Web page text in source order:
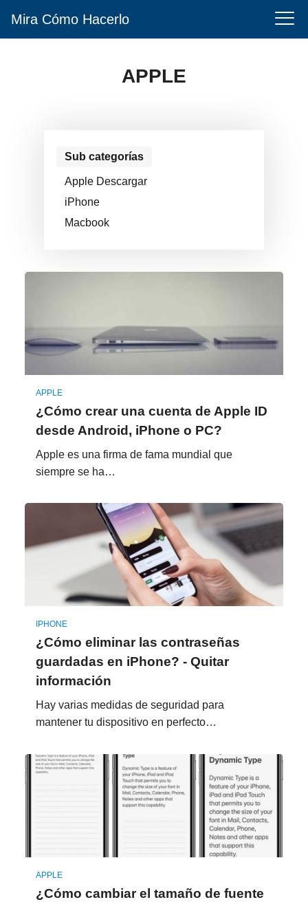
Mira Cómo Hacerlo
APPLE
Sub categorías
Apple Descargar
iPhone
Macbook
APPLE
¿Cómo crear una cuenta de Apple ID
desde Android, iPhone o PC?
Apple es una firma de fama mundial que
siempre se ha…
IPHONE
¿Cómo eliminar las contraseñas
guardadas en iPhone? - Quitar
información
Hay varias medidas de seguridad para
mantener tu dispositivo en perfecto…
APPLE
¿Cómo cambiar el tamaño de fuente